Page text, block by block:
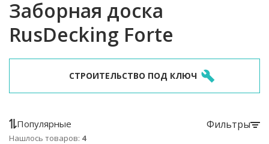
Заборная доска
RusDecking Forte
СТРОИТЕЛЬСТВО ПОД КЛЮЧ
Популярные Фильтры
Нашлось товаров: 4